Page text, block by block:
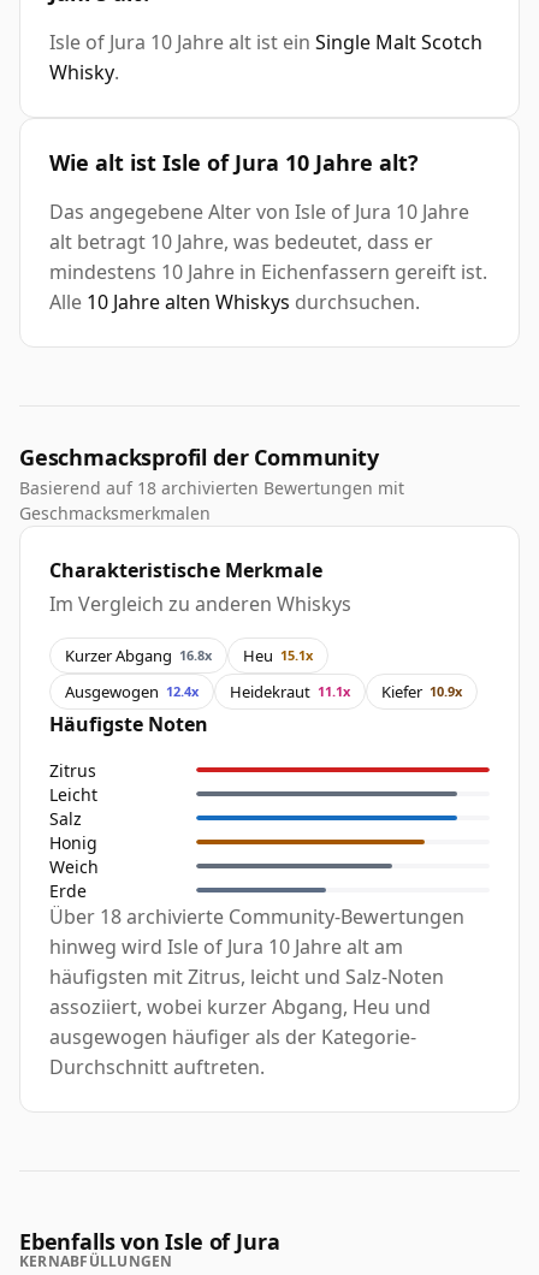
Isle of Jura 10 Jahre alt ist ein Single Malt Scotch
Whisky.
Wie alt ist Isle of Jura 10 Jahre alt?
Das angegebene Alter von Isle of Jura 10 Jahre
alt betragt 10 Jahre, was bedeutet, dass er
mindestens 10 Jahre in Eichenfassern gereift ist.
Alle 10 Jahre alten Whiskys durchsuchen.
Geschmacksprofil der Community
Basierend auf 18 archivierten Bewertungen mit
Geschmacksmerkmalen
Charakteristische Merkmale
Im Vergleich zu anderen Whiskys
Kurzer Abgang 16.8x Heu 15.1x
Ausgewogen 12.4x Heidekraut 11.1x Kiefer 10.9x
Häufigste Noten
Zitrus
Leicht
Salz
Honig
Weich
Erde
Über 18 archivierte Community-Bewertungen
hinweg wird Isle of Jura 10 Jahre alt am
häufigsten mit Zitrus, leicht und Salz-Noten
assoziiert, wobei kurzer Abgang, Heu und
ausgewogen häufiger als der Kategorie-
Durchschnitt auftreten.
Ebenfalls von Isle of Jura
KERNABFÜLLUNGEN